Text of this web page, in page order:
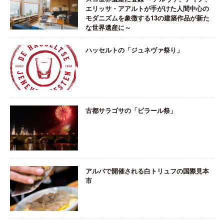
エリッサ・アアルトが手がけた人間中心の
モダニズムを象徴する13の建築作品が新た
な世界遺産に～
ハッセルトの「ジュネヴァ祭り」
古都サラゴサの「ピラール祭」
アルバで開催される白トリュフの国際見本
市